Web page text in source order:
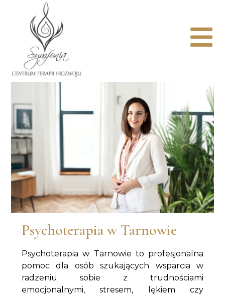
Psychoterapia w Tarnowie
Psychoterapia w Tarnowie to profesjonalna
pomoc dla osób szukających wsparcia w
radzeniu sobie z trudnościami
emocjonalnymi, stresem, lękiem czy